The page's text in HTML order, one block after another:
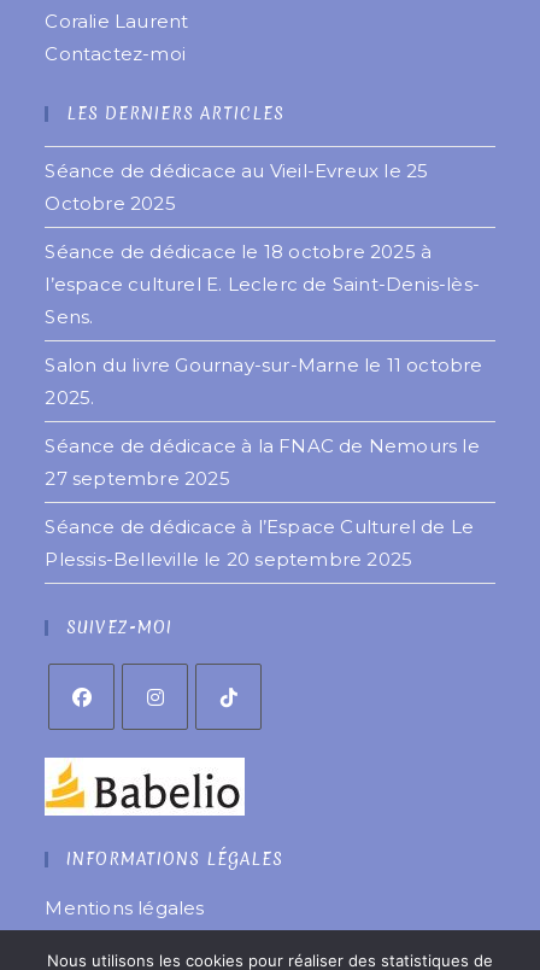
Coralie Laurent
Contactez-moi
LES DERNIERS ARTICLES
Séance de dédicace au Vieil-Evreux le 25
Octobre 2025
Séance de dédicace le 18 octobre 2025 à
l’espace culturel E. Leclerc de Saint-Denis-lès-
Sens.
Salon du livre Gournay-sur-Marne le 11 octobre
2025.
Séance de dédicace à la FNAC de Nemours le
27 septembre 2025
Séance de dédicace à l’Espace Culturel de Le
Plessis-Belleville le 20 septembre 2025
SUIVEZ-MOI
INFORMATIONS LÉGALES
Mentions légales
Nous utilisons les cookies pour réaliser des statistiques de